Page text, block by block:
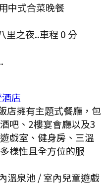
中式合菜晚餐
里之夜..車程 0 分
店
店擁有主題式餐廳，包
吧、2樓宴會廳以及3
戲室、健身房、三溫
樣性且全方位的服
溫泉池 / 室內兒童遊戲